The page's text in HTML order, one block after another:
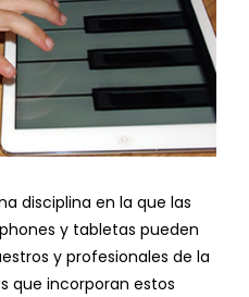
disciplina en la que las
y tabletas pueden
y profesionales de la
que incorporan estos